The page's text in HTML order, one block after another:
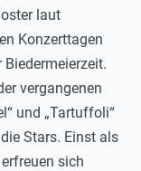
laut
Konzerttagen
vergangenen
und „Tartuffoli“
Stars. Einst als
sich